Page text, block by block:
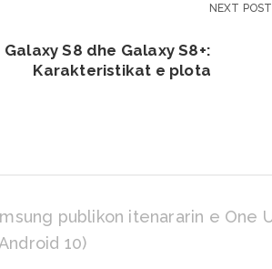
NEXT POST
Galaxy S8 dhe Galaxy S8+:
Karakteristikat e plota